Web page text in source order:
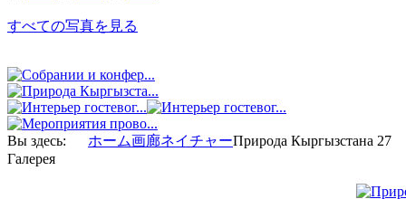
すべての写真を見る
Вы здесь: ホーム画廊ネイチャーПрирода Кыргызстана 27
Галерея